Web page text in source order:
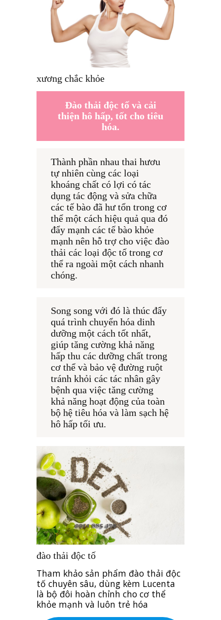
xương chắc khỏe
Đào thải độc tố và cải
thiện hô hấp, tốt cho tiêu
hóa.
Thành phần nhau thai hươu
tự nhiên cùng các loại
khoáng chất có lợi có tác
dụng tác động và sửa chữa
các tế bào đã hư tổn trong cơ
thể một cách hiệu quả qua đó
đẩy mạnh các tế bào khỏe
mạnh nên hỗ trợ cho việc đào
thải các loại độc tố trong cơ
thể ra ngoài một cách nhanh
chóng.
Song song với đó là thúc đẩy
quá trình chuyển hóa dinh
dưỡng một cách tốt nhất,
giúp tăng cường khả năng
hấp thu các dưỡng chất trong
cơ thể và bảo vệ đường ruột
tránh khỏi các tác nhân gây
bệnh qua việc tăng cường
khả năng hoạt động của toàn
bộ hệ tiêu hóa và làm sạch hệ
hô hấp tối ưu.
đào thải độc tố
Tham khảo sản phẩm đào thải độc
tố chuyên sâu, dùng kèm Lucenta
là bộ đôi hoàn chỉnh cho cơ thể
khỏe mạnh và luôn trẻ hóa